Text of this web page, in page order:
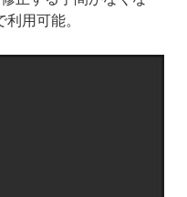
用可能。